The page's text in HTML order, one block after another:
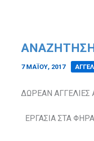
7 ΜΑΪ́ΟΥ, 2017
ΔΩΡΕΑΝ ΑΓΓΕΛΙΕΣ
ΕΡΓΑΣΙΑ ΣΤΑ ΦΗΡΑ